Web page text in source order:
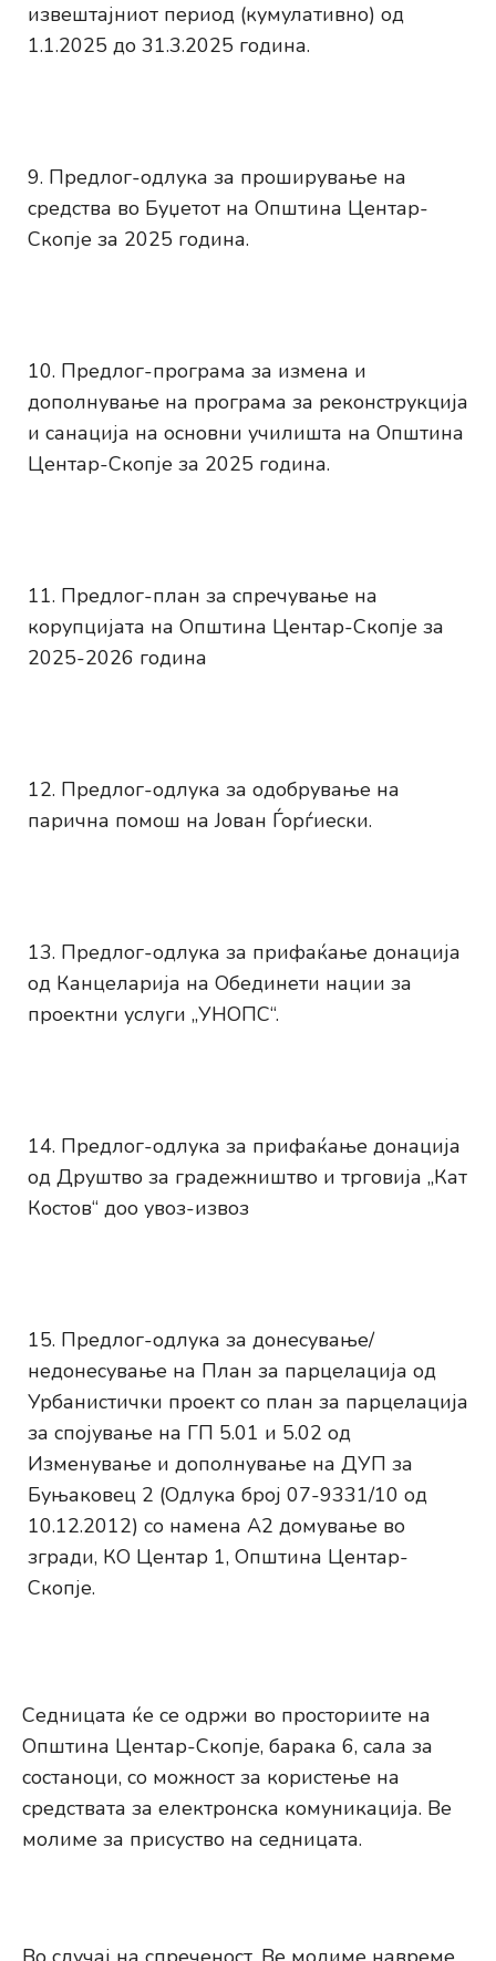
извештајниот период (кумулативно) од
1.1.2025 до 31.3.2025 година.
Предлог-одлука за проширување на
средства во Буџетот на Општина Центар-
Скопје за 2025 година.
Предлог-програма за измена и
дополнување на програма за реконструкција
и санација на основни училишта на Општина
Центар-Скопје за 2025 година.
Предлог-план за спречување на
корупцијата на Општина Центар-Скопје за
2025-2026 година
Предлог-одлука за одобрување на
парична помош на Јован Ѓорѓиески.
Предлог-одлука за прифаќање донација
од Канцеларија на Обединети нации за
проектни услуги „УНОПС“.
Предлог-одлука за прифаќање донација
од Друштво за градежништво и трговија „Кат
Костов“ доо увоз-извоз
Предлог-одлука за донесување/
недонесување на План за парцелација од
Урбанистички проект со план за парцелација
за спојување на ГП 5.01 и 5.02 од
Изменување и дополнување на ДУП за
Буњаковец 2 (Одлука број 07-9331/10 од
10.12.2012) со намена А2 домување во
згради, КО Центар 1, Општина Центар-
Скопје.
Седницата ќе се одржи во просториите на
Општина Центар-Скопје, барака 6, сала за
состаноци, со можност за користење на
средствата за електронска комуникација. Ве
молиме за присуство на седницата.